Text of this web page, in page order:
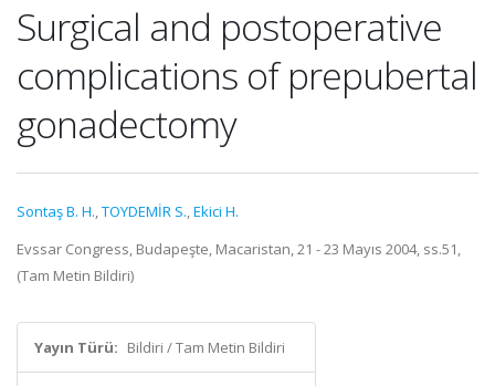
Surgical and postoperative
complications of prepubertal
gonadectomy
Sontaş B. H.,TOYDEMİR S.,Ekici H.
Evssar Congress, Budapeşte, Macaristan, 21 - 23 Mayıs 2004, ss.51,
(Tam Metin Bildiri)
Yayın Türü: Bildiri / Tam Metin Bildiri